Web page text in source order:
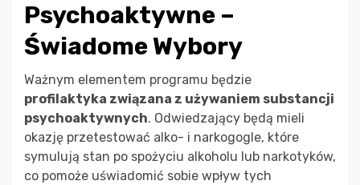
Psychoaktywne –
Świadome Wybory
Ważnym elementem programu będzie
profilaktyka związana z używaniem substancji
psychoaktywnych. Odwiedzający będą mieli
okazję przetestować alko- i narkogogle, które
symulują stan po spożyciu alkoholu lub narkotyków,
co pomoże uświadomić sobie wpływ tych